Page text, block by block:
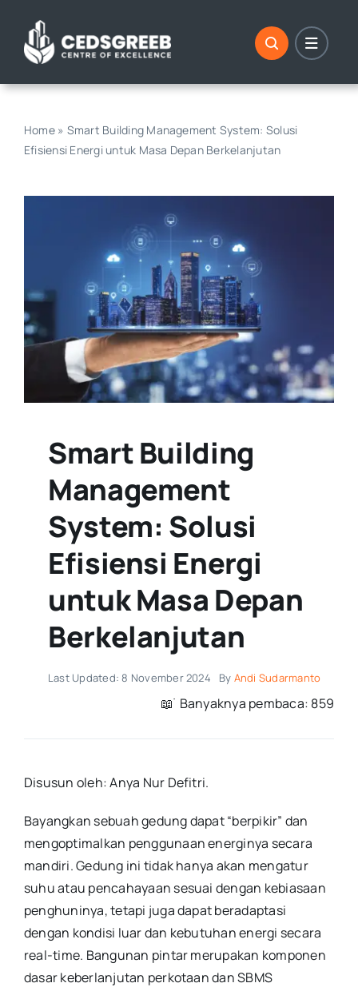
content
Home» Smart Building Management System: Solusi
Efisiensi Energi untuk Masa Depan Berkelanjutan
Smart Building
Management
System: Solusi
Efisiensi Energi
untuk Masa Depan
Berkelanjutan
Last Updated: 8 November 2024 By Andi Sudarmanto
📖 ࣪ Banyaknya pembaca: 859
Disusun oleh: Anya Nur Defitri.
Bayangkan sebuah gedung dapat “berpikir” dan
mengoptimalkan penggunaan energinya secara
mandiri. Gedung ini tidak hanya akan mengatur
suhu atau pencahayaan sesuai dengan kebiasaan
penghuninya, tetapi juga dapat beradaptasi
dengan kondisi luar dan kebutuhan energi secara
real-time. Bangunan pintar merupakan komponen
dasar keberlanjutan perkotaan dan SBMS